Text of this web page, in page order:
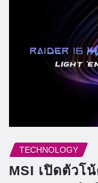
TECHNOLOGY
MSI เปิดตัวโ